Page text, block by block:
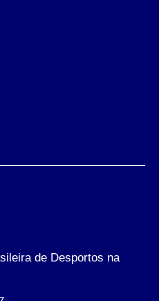
de Desportos na